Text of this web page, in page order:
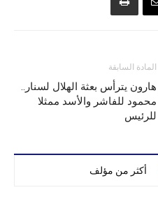
المادة السابقة
هارون يترأس بعثة الهلال لسنار..
محمود للفاشر والأسد ممثلا
للرئيس
أكثر من مؤلف